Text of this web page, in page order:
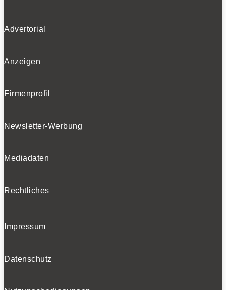
Advertorial
Anzeigen
Firmenprofil
Newsletter-Werbung
Mediadaten
Rechtliches
Impressum
Datenschutz